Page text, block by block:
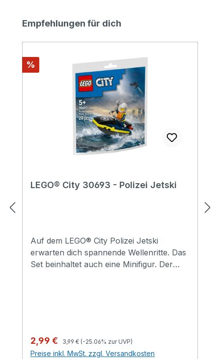
Produktgalerie überspringen
Empfehlungen für dich
Rabatt
%
LEGO® City 30693 - Polizei Jetski
Auf dem LEGO® City Polizei Jetski
erwarten dich spannende Wellenritte. Das
Set beinhaltet auch eine Minifigur. Der
Verkaufspreis:
2,99 € Regulärer Preis:
3,99 € (-25.06% zur UVP)
Preise inkl. MwSt. zzgl. Versandkosten